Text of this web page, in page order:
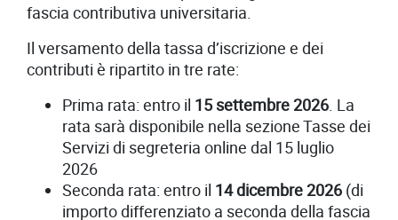
fascia contributiva universitaria.
Il versamento della tassa d’iscrizione e dei
contributi è ripartito in tre rate:
Prima rata: entro il 15 settembre 2026. La
rata sarà disponibile nella sezione Tasse dei
Servizi di segreteria online dal 15 luglio
2026
Seconda rata: entro il 14 dicembre 2026 (di
importo differenziato a seconda della fascia